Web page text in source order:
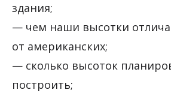
здания;
— чем наши высотки
от американских;
— сколько высоток
построить;